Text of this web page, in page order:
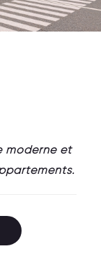
moderne et